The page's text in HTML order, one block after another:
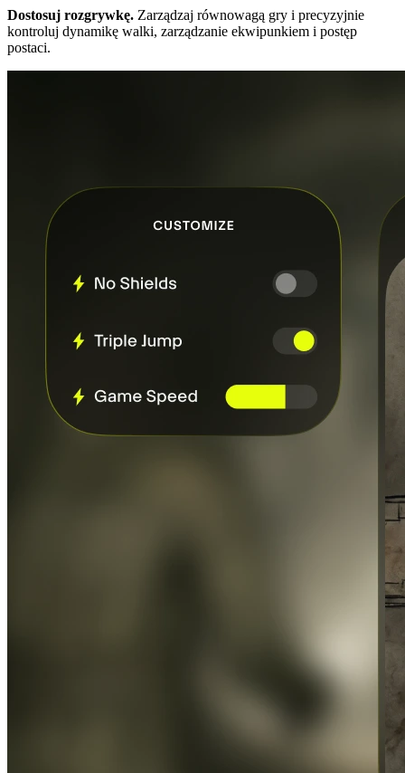
Dostosuj rozgrywkę. Zarządzaj równowagą gry i precyzyjnie
kontroluj dynamikę walki, zarządzanie ekwipunkiem i postęp
postaci.